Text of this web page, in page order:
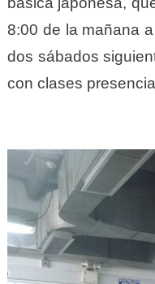
8:00 de la mañana
dos sábados
con clases